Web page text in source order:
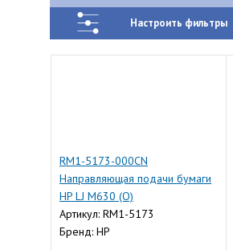
Настроить фильтры
RM1-5173-000CN
Направляющая подачи бумаги
HP LJ M630 (O)
Артикул: RM1-5173
Бренд: HP